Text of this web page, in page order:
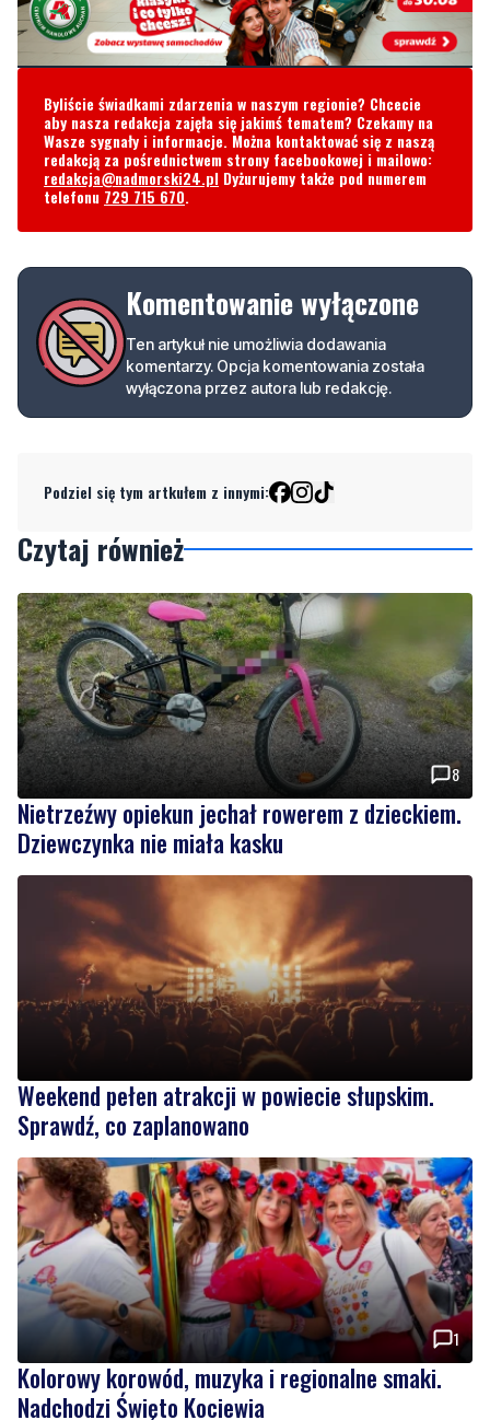
Byliście świadkami zdarzenia w naszym regionie? Chcecie
aby nasza redakcja zajęła się jakimś tematem? Czekamy na
Wasze sygnały i informacje. Można kontaktować się z naszą
redakcją za pośrednictwem strony facebookowej i mailowo:
redakcja@nadmorski24.pl Dyżurujemy także pod numerem
telefonu 729 715 670.
Komentowanie wyłączone
Ten artykuł nie umożliwia dodawania
komentarzy. Opcja komentowania została
wyłączona przez autora lub redakcję.
Podziel się tym artkułem z innymi:
Czytaj również
8
Nietrzeźwy opiekun jechał rowerem z dzieckiem.
Dziewczynka nie miała kasku
Weekend pełen atrakcji w powiecie słupskim.
Sprawdź, co zaplanowano
1
Kolorowy korowód, muzyka i regionalne smaki.
Nadchodzi Święto Kociewia